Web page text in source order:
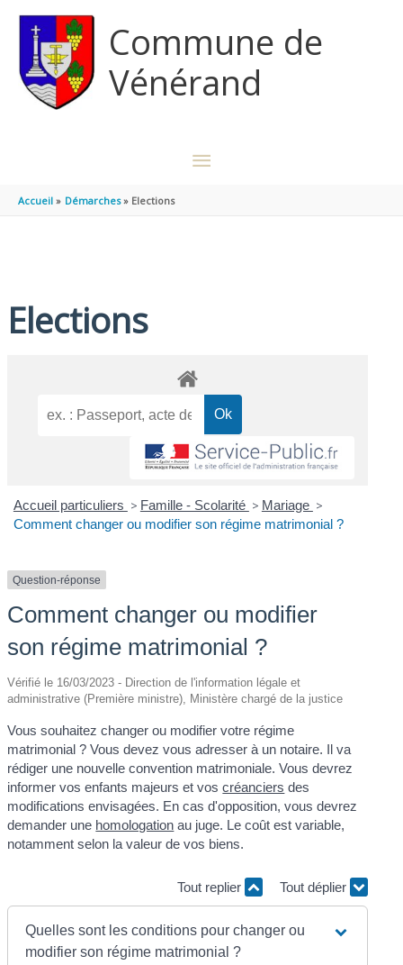
Commune de
Vénérand
MENU
Accueil Démarches Elections
Elections
Accueil particuliers > Famille - Scolarité > Mariage >
Comment changer ou modifier son régime matrimonial ?
Question-réponse
Comment changer ou modifier
son régime matrimonial ?
Vérifié le 16/03/2023 - Direction de l'information légale et
administrative (Première ministre), Ministère chargé de la justice
Vous souhaitez changer ou modifier votre régime
matrimonial ? Vous devez vous adresser à un notaire. Il va
rédiger une nouvelle convention matrimoniale. Vous devrez
informer vos enfants majeurs et voscréanciers des
modifications envisagées. En cas d'opposition, vous devrez
demander une homologation au juge. Le coût est variable,
notamment selon la valeur de vos biens.
Tout replier Tout déplier
Quelles sont les conditions pour changer ou
modifier son régime matrimonial ?